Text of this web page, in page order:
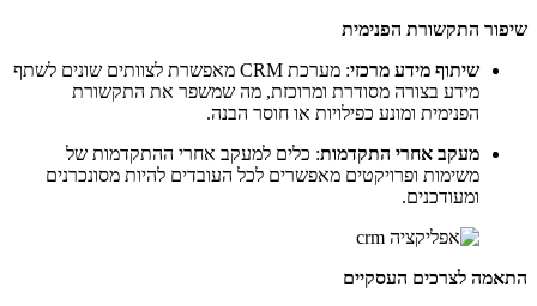
שיפור התקשורת הפנימית
שיתוף מידע מרכזי
: מערכת CRM מאפשרת לצוותים שונים לשתף
מידע בצורה מסודרת ומרוכזת, מה שמשפר את התקשורת
הפנימית ומונע כפילויות או חוסר הבנה.
מעקב אחרי התקדמות: כלים למעקב אחרי ההתקדמות של
משימות ופרויקטים מאפשרים לכל העובדים להיות מסונכרנים
ומעודכנים.
התאמה לצרכים העסקיים